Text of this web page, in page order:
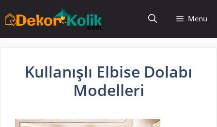
atla
Menu
Kullanışlı Elbise Dolabı
Modelleri